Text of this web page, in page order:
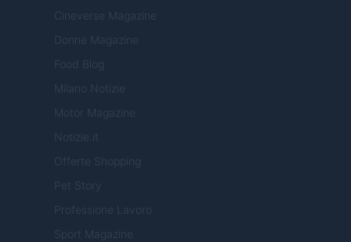
Cineverse Magazine
Donne Magazine
Food Blog
Milano Notizie
Motor Magazine
Notizie.it
Offerte Shopping
Pet Story
Professione Lavoro
Sport Magazine